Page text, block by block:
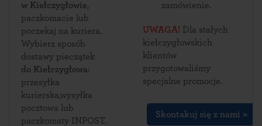
w Kiełczygłowie,
paczkomacie lub
poczekaj na kuriera.
Wybierz sposób
dostawy pieczątek
do Kiełczygłowa:
przesyłka
kurierska,wysyłka
pocztowa lub
paczkomaty INPOST.
zamówienie.
UWAGA! Dla stałych
kiełczygłowskich
klientów
przygotowaliśmy
specjalne promocje.
Skontakuj się z nami »